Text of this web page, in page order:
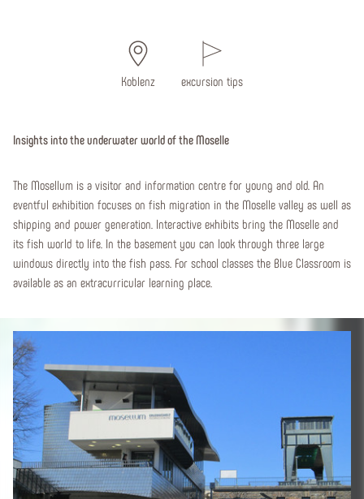
Koblenz excursion tips
Insights into the underwater world of the Moselle
The Mosellum is a visitor and information centre for young and old. An
eventful exhibition focuses on fish migration in the Moselle valley as well as
shipping and power generation. Interactive exhibits bring the Moselle and
its fish world to life. In the basement you can look through three large
windows directly into the fish pass. For school classes the Blue Classroom is
available as an extracurricular learning place.